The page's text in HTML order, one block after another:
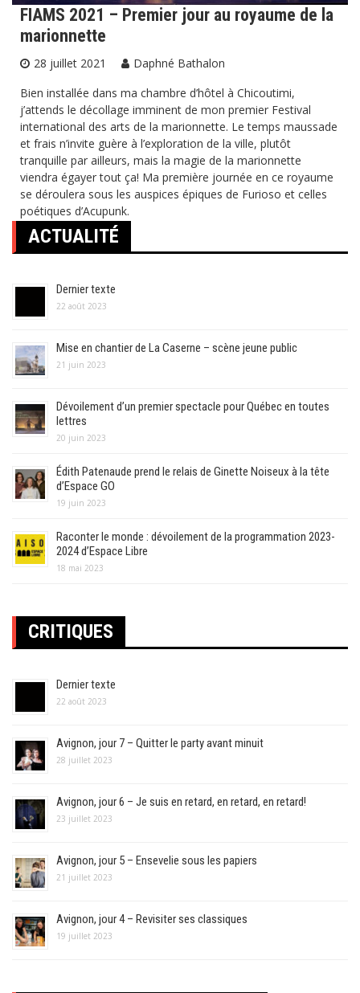
FIAMS 2021 – Premier jour au royaume de la
marionnette
28 juillet 2021
Daphné Bathalon
Bien installée dans ma chambre d’hôtel à Chicoutimi,
j’attends le décollage imminent de mon premier Festival
international des arts de la marionnette. Le temps maussade
et frais n’invite guère à l’exploration de la ville, plutôt
tranquille par ailleurs, mais la magie de la marionnette
viendra égayer tout ça! Ma première journée en ce royaume
se déroulera sous les auspices épiques de Furioso et celles
poétiques d’Acupunk.
ACTUALITÉ
Dernier texte
22 août 2023
Mise en chantier de La Caserne – scène jeune public
21 juin 2023
Dévoilement d’un premier spectacle pour Québec en toutes
lettres
20 juin 2023
Édith Patenaude prend le relais de Ginette Noiseux à la tête
d’Espace GO
19 juin 2023
Raconter le monde : dévoilement de la programmation 2023-
2024 d’Espace Libre
18 mai 2023
CRITIQUES
Dernier texte
22 août 2023
Avignon, jour 7 – Quitter le party avant minuit
28 juillet 2023
Avignon, jour 6 – Je suis en retard, en retard, en retard!
23 juillet 2023
Avignon, jour 5 – Ensevelie sous les papiers
21 juillet 2023
Avignon, jour 4 – Revisiter ses classiques
19 juillet 2023